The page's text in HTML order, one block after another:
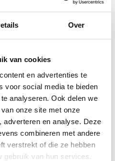
Over
van cookies
en advertenties te
voor social media te bieden
analyseren. Ook delen we
onze site met onze
adverteren en analyse. Deze
combineren met andere
verstrekt of die ze hebben
gebruik van hun services.
bekijken
Diesel